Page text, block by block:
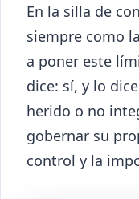
En la silla de
siempre como
a poner este
dice: sí, y lo
herido o no
gobernar su
control y la